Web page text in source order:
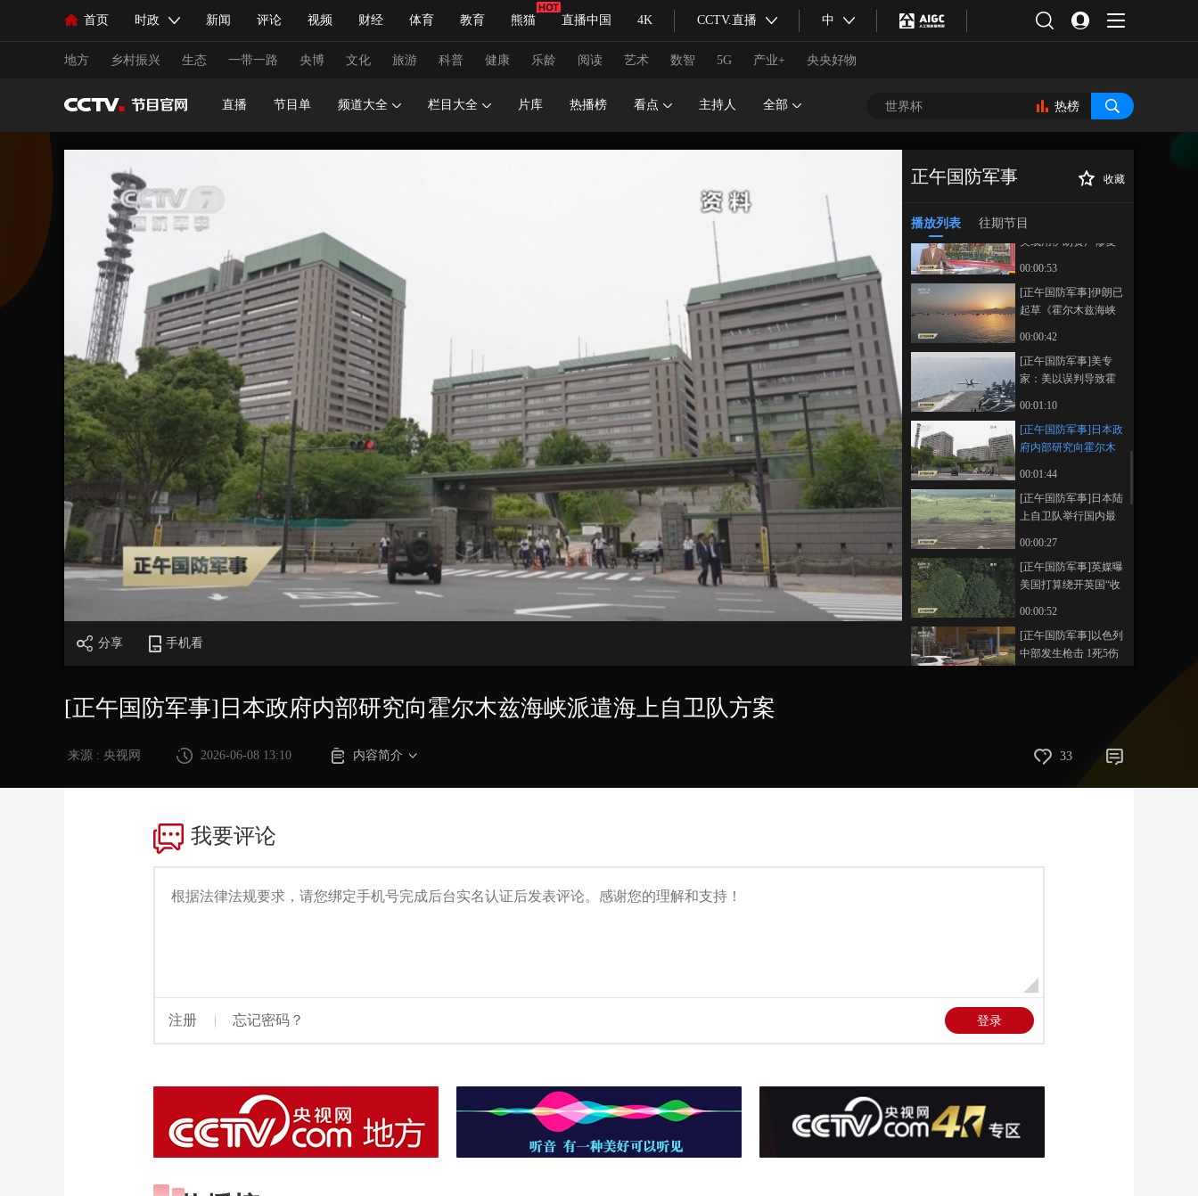
首页 时政 新闻 评论 视频 财经 体育 教育 熊猫 直播中国 4K CCTV.直播 中
人民领袖习近平 联播+ 中国领导人 央视快评 习式妙语 热解读 天天学习
直播 栏目大全 节目单 听音 微视频 主持人 下载央视影音
海外频道 iPanda English Монгол
地方 乡村振兴 生态 一带一路 央博 文化 旅游 科普 健康 乐龄 阅读 艺术 数智 5G 产业+ 央央好物
新闻 国内 国际
人民领袖习近平 热解读 天天学习
视频 小央视频 小央直播 直播中国 熊猫频道
现场 前线 比划 快看 蓝海中国 新兵请入列
体育 直播 竞猜 2026年世界杯 2026年冬奥会 国足 国际足球 网球 综合体育 亚冬会
VIP会员 CCTV奥林匹克频道 生活体育大会 体育江湖 文化体育 冰雪道路 足球道路
财经 教育 乡村振兴 生态环境 一带一路 央博 非遗 文化 旅游 科普 健康 乐龄 阅读 艺术 汽车 数智 产业+
大国智造 大国展会 大国保险 云顶对话 云起 超级工厂 智敬中国 全民健康 颜选攻略 海洋 时尚 天气 才艺 网展 央央好物
CCTV.节目官网 节目单 片库 热播榜 总台企业白名单
直播 节目单 频道大全 栏目大全 片库 热播榜 看点 主持人 全部 热榜
分享 手机看
正午国防军事 收藏
播放列表 往期节目
本政府内部研究向霍尔木兹海
袭击
[正午国防军事]以军称
空袭黎巴嫩多地 致多
00:01:03
美或用伊朗资产修复
海湾盟友损失
[正午国防军事]媒体：
美或用伊朗资产修复
不是美国的战利品
00:00:53
[正午国防军事]伊朗已
起草《霍尔木兹海峡
00:00:42
[正午国防军事]美专
家：美以误判导致霍
00:01:10
[正午国防军事]日本政
府内部研究向霍尔木
00:01:44
[正午国防军事]日本陆
上自卫队举行国内最
00:00:27
[正午国防军事]英媒曝
美国打算绕开英国“收
00:00:52
[正午国防军事]以色列
中部发生枪击 1死5伤
00:01:39
内阁批准任命新国家
以军暴行
[正午国防军事]世界杯
开赛在即 美国洛杉矶
赛场员工或举行罢工
00:01:21
[正午国防军事]现场画
00:00:44
团军某旅组织反坦克
00:00:30
[正午国防军事]日本政府内部研究向霍尔木兹海峡派遣海上自卫队方案
来源 : 央视网 2026-06-08 13:10 内容简介 33